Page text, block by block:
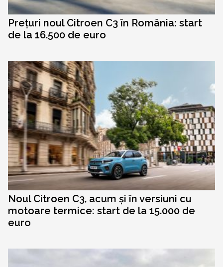
Prețuri noul Citroen C3 în România: start
de la 16.500 de euro
Noul Citroen C3, acum și în versiuni cu
motoare termice: start de la 15.000 de
euro